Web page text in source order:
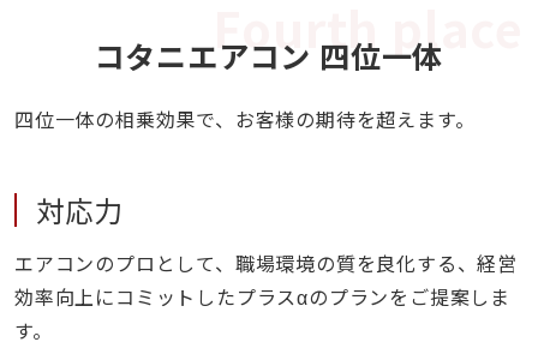
コタニエアコン 四位一体
四位一体の相乗効果で、お客様の期待を超えます。
対応力
エアコンのプロとして、職場環境の質を良化する、経営
効率向上にコミットしたプラスαのプランをご提案しま
す。